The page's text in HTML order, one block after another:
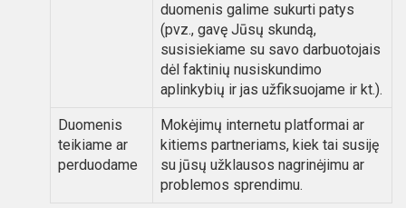
duomenis galime sukurti patys
(pvz., gavę Jūsų skundą,
susisiekiame su savo darbuotojais
dėl faktinių nusiskundimo
aplinkybių ir jas užfiksuojame ir kt.).
Duomenis
teikiame ar
perduodame
Mokėjimų internetu platformai ar
kitiems partneriams, kiek tai susiję
su jūsų užklausos nagrinėjimu ar
problemos sprendimu.